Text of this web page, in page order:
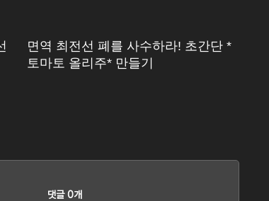
면역 최전선 폐를 사수하라! 초간단 *
토마토 올리주* 만들기
댓글 0개